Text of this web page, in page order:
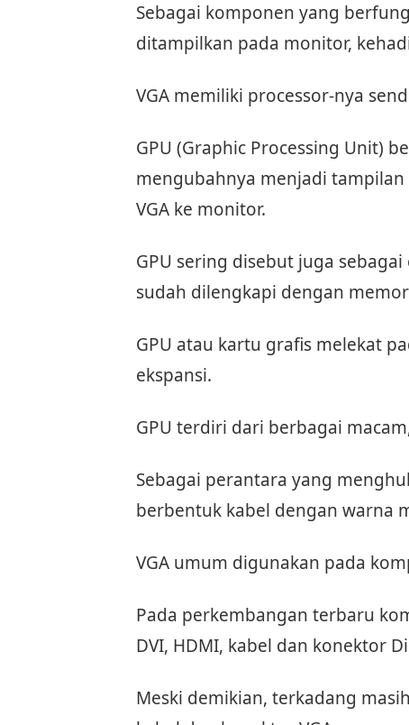
Sebagai komponen yang
ditampilkan pada monitor,
VGA memiliki processor-nya
GPU (Graphic Processing Unit)
mengubahnya menjadi
VGA ke monitor.
GPU sering disebut juga
sudah dilengkapi dengan
GPU atau kartu grafis melekat
ekspansi.
GPU terdiri dari berbagai
Sebagai perantara yang
berbentuk kabel dengan warna
VGA umum digunakan pada
Pada perkembangan terbaru
DVI, HDMI, kabel dan konektor
Meski demikian, terkadang